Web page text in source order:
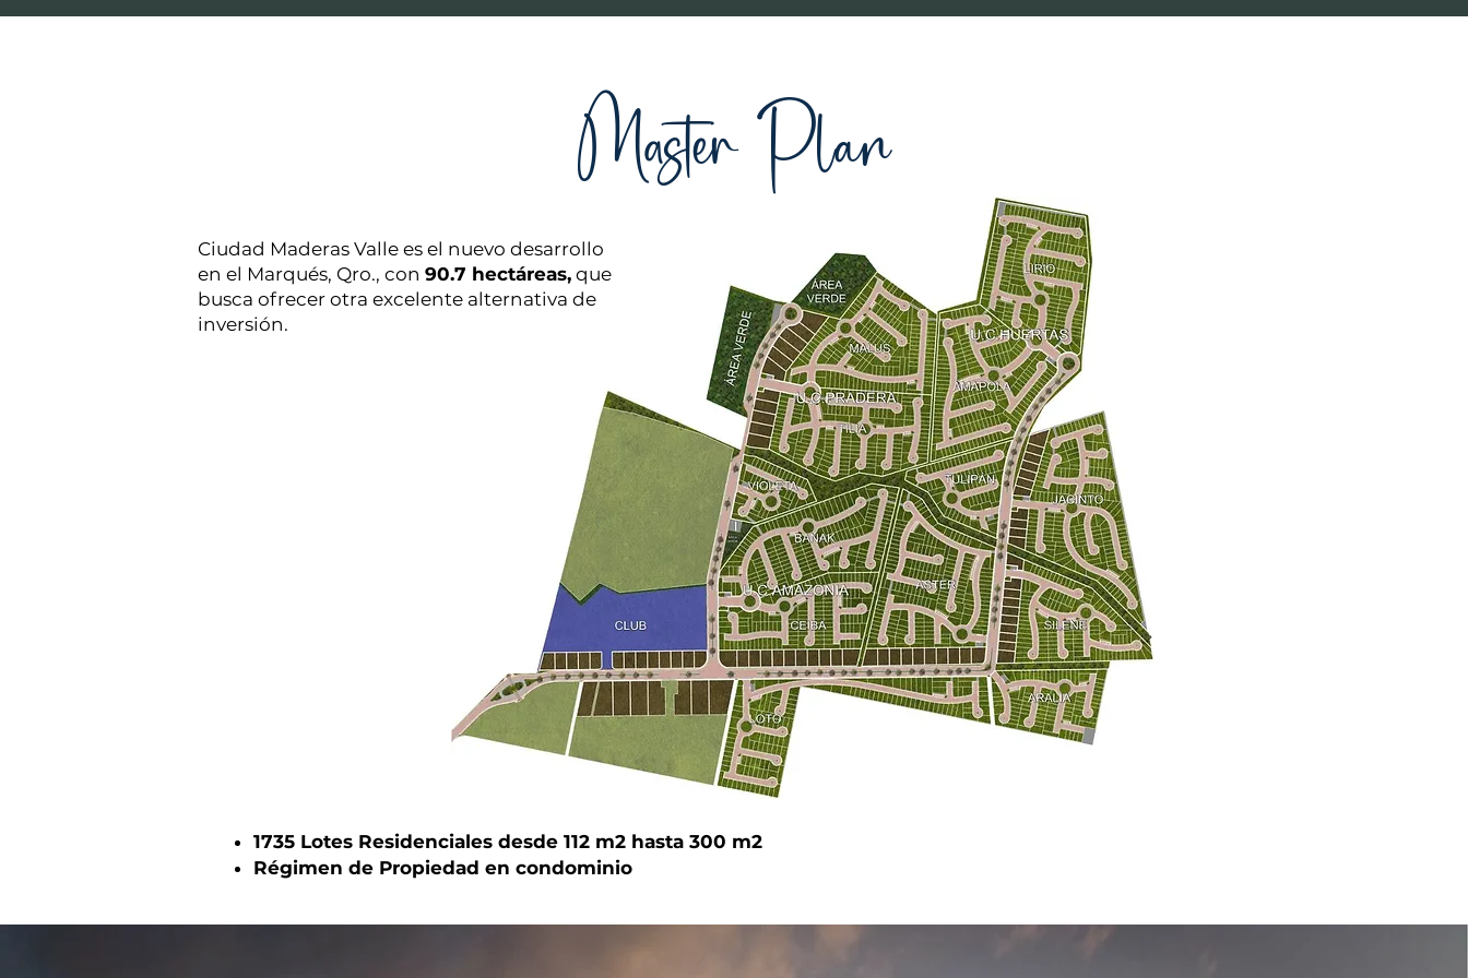
Master Plan
Ciudad Maderas Valle es el nuevo desarrollo
en el Marqués, Qro., con 90.7 hectáreas, que
busca ofrecer otra excelente alternativa de
inversión.
1735 Lotes Residenciales desde 112 m2 hasta 300 m2
Régimen de Propiedad en condominio